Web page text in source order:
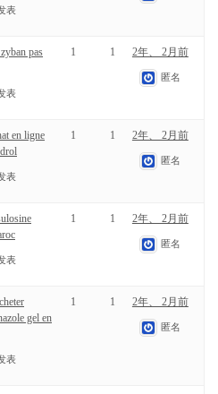
表
pas
表
1 1 2年、 2月前
匿名
en ligne
表
1 1 2年、 2月前
匿名
表
1 1 2年、 2月前
匿名
gel en
表
1 1 2年、 2月前
匿名